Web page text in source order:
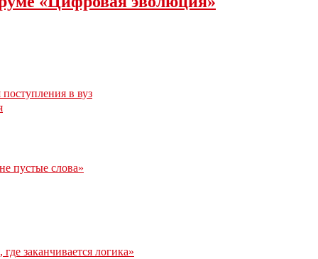
в вуз
пустые слова»
заканчивается логика»